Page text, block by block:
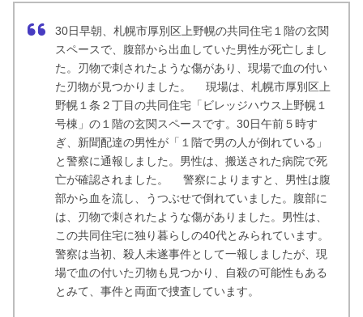
30日早朝、札幌市厚別区上野幌の共同住宅１階の玄関
スペースで、腹部から出血していた男性が死亡しまし
た。刃物で刺されたような傷があり、現場で血の付い
た刃物が見つかりました。 現場は、札幌市厚別区上
野幌１条２丁目の共同住宅「ビレッジハウス上野幌１
号棟」の１階の玄関スペースです。30日午前５時す
ぎ、新聞配達の男性が「１階で男の人が倒れている」
と警察に通報しました。男性は、搬送された病院で死
亡が確認されました。 警察によりますと、男性は腹
部から血を流し、うつぶせで倒れていました。腹部に
は、刃物で刺されたような傷がありました。男性は、
この共同住宅に独り暮らしの40代とみられています。
警察は当初、殺人未遂事件として一報しましたが、現
場で血の付いた刃物も見つかり、自殺の可能性もある
とみて、事件と両面で捜査しています。